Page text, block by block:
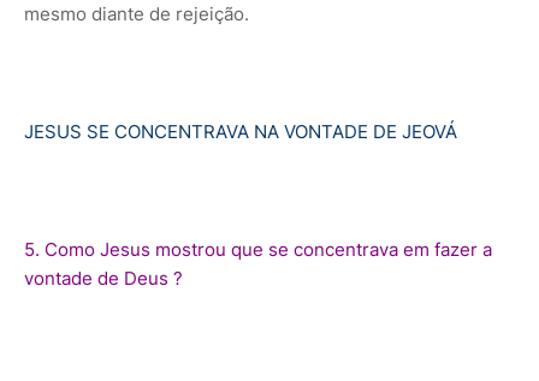
mesmo diante de rejeição.
JESUS SE CONCENTRAVA NA VONTADE DE JEOVÁ
5. Como Jesus mostrou que se concentrava em fazer a
vontade de Deus ?